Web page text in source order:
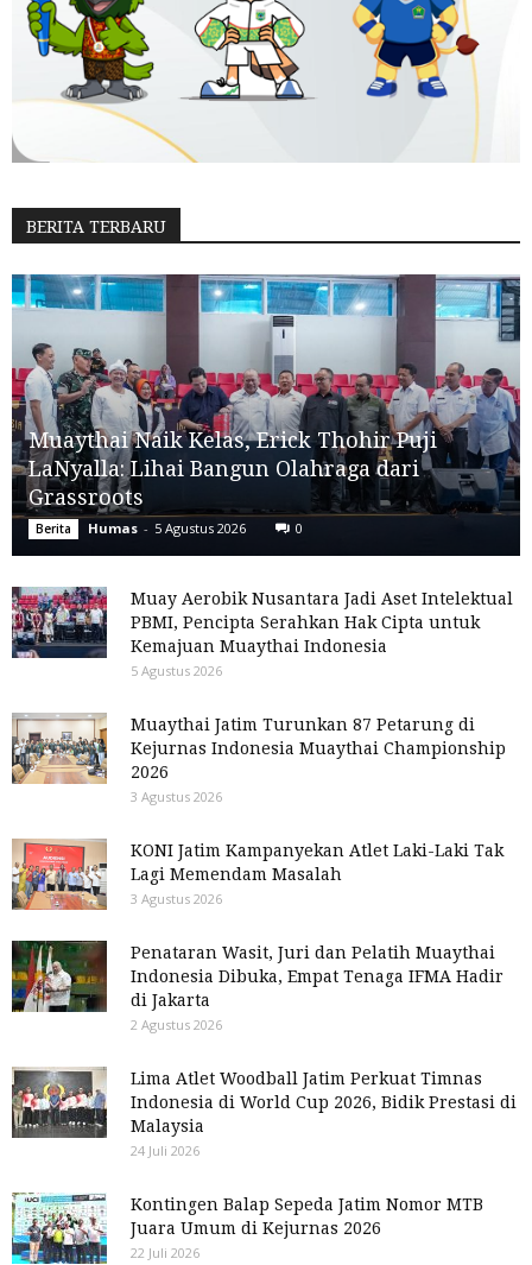
BERITA TERBARU
Muaythai Naik Kelas, Erick Thohir Puji
LaNyalla: Lihai Bangun Olahraga dari
Grassroots
Berita Humas - 5 Agustus 2026 0
Muay Aerobik Nusantara Jadi Aset Intelektual
PBMI, Pencipta Serahkan Hak Cipta untuk
Kemajuan Muaythai Indonesia
5 Agustus 2026
Muaythai Jatim Turunkan 87 Petarung di
Kejurnas Indonesia Muaythai Championship
2026
3 Agustus 2026
KONI Jatim Kampanyekan Atlet Laki-Laki Tak
Lagi Memendam Masalah
3 Agustus 2026
Penataran Wasit, Juri dan Pelatih Muaythai
Indonesia Dibuka, Empat Tenaga IFMA Hadir
di Jakarta
2 Agustus 2026
Lima Atlet Woodball Jatim Perkuat Timnas
Indonesia di World Cup 2026, Bidik Prestasi di
Malaysia
24 Juli 2026
Kontingen Balap Sepeda Jatim Nomor MTB
Juara Umum di Kejurnas 2026
22 Juli 2026